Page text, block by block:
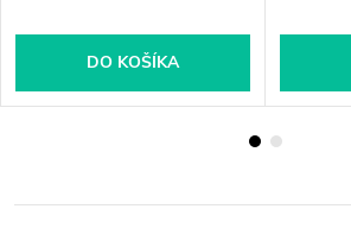
DO KOŠÍKA